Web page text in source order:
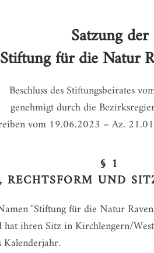
Satzung der
Stiftung für die Natur
Beschluss des Stiftungsbeirates
genehmigt durch die
vom 19.06.2023 – Az.
§ 1
RECHTSFORM UND
"Stiftung für die Natur
hat ihren Sitz in Kirchlengern/
Kalenderjahr.